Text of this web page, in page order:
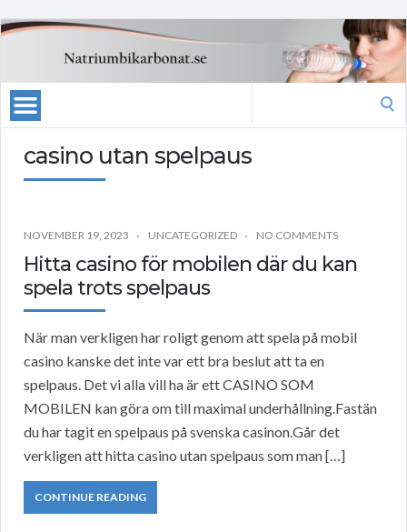
casino utan spelpaus
NOVEMBER 19, 2023 UNCATEGORIZED NO COMMENTS
Hitta casino för mobilen där du kan
spela trots spelpaus
När man verkligen har roligt genom att spela på mobil
casino kanske det inte var ett bra beslut att ta en
spelpaus. Det vi alla vill ha är ett CASINO SOM
MOBILEN kan göra om till maximal underhållning.Fastän
du har tagit en spelpaus på svenska casinon.Går det
verkligen att hitta casino utan spelpaus som man […]
CONTINUE READING